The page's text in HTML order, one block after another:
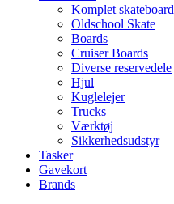
Komplet skateboard
Oldschool Skate
Boards
Cruiser Boards
Diverse reservedele
Hjul
Kuglelejer
Trucks
Værktøj
Sikkerhedsudstyr
Tasker
Gavekort
Brands